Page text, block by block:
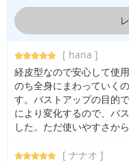
[ hana ]
経皮型なので安心して使
のち全身にまわっていく
す。バストアップの目的
により変化するので、バ
した。ただ使いやすさか
[ ナナオ ]